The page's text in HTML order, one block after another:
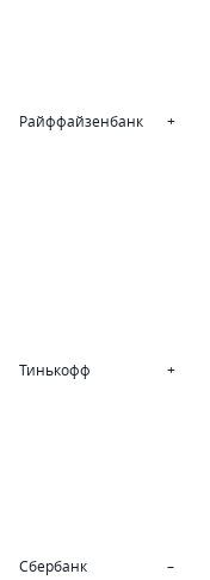
Райффайзенбанк +
Тинькофф +
Сбербанк –